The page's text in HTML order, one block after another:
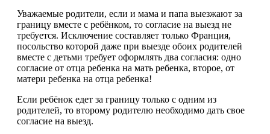
Уважаемые родители, если и мама и папа выезжают за
границу вместе с ребёнком, то согласие на выезд не
требуется. Исключение составляет только Франция,
посольство которой даже при выезде обоих родителей
вместе с детьми требует оформлять два согласия: одно
согласие от отца ребенка на мать ребенка, второе, от
матери ребенка на отца ребенка!
Если ребёнок едет за границу только с одним из
родителей, то второму родителю необходимо дать свое
согласие на выезд.